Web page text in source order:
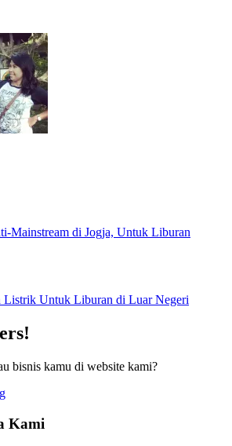
Mainstream di Jogja, Untuk Liburan
Listrik Untuk Liburan di Luar Negeri
bisnis kamu di website kami?
Kami